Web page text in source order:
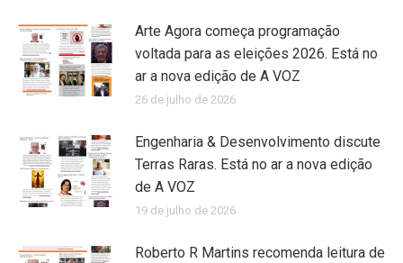
Arte Agora começa programação
voltada para as eleições 2026. Está no
ar a nova edição de A VOZ
26 de julho de 2026
Engenharia & Desenvolvimento discute
Terras Raras. Está no ar a nova edição
de A VOZ
19 de julho de 2026
Roberto R Martins recomenda leitura de